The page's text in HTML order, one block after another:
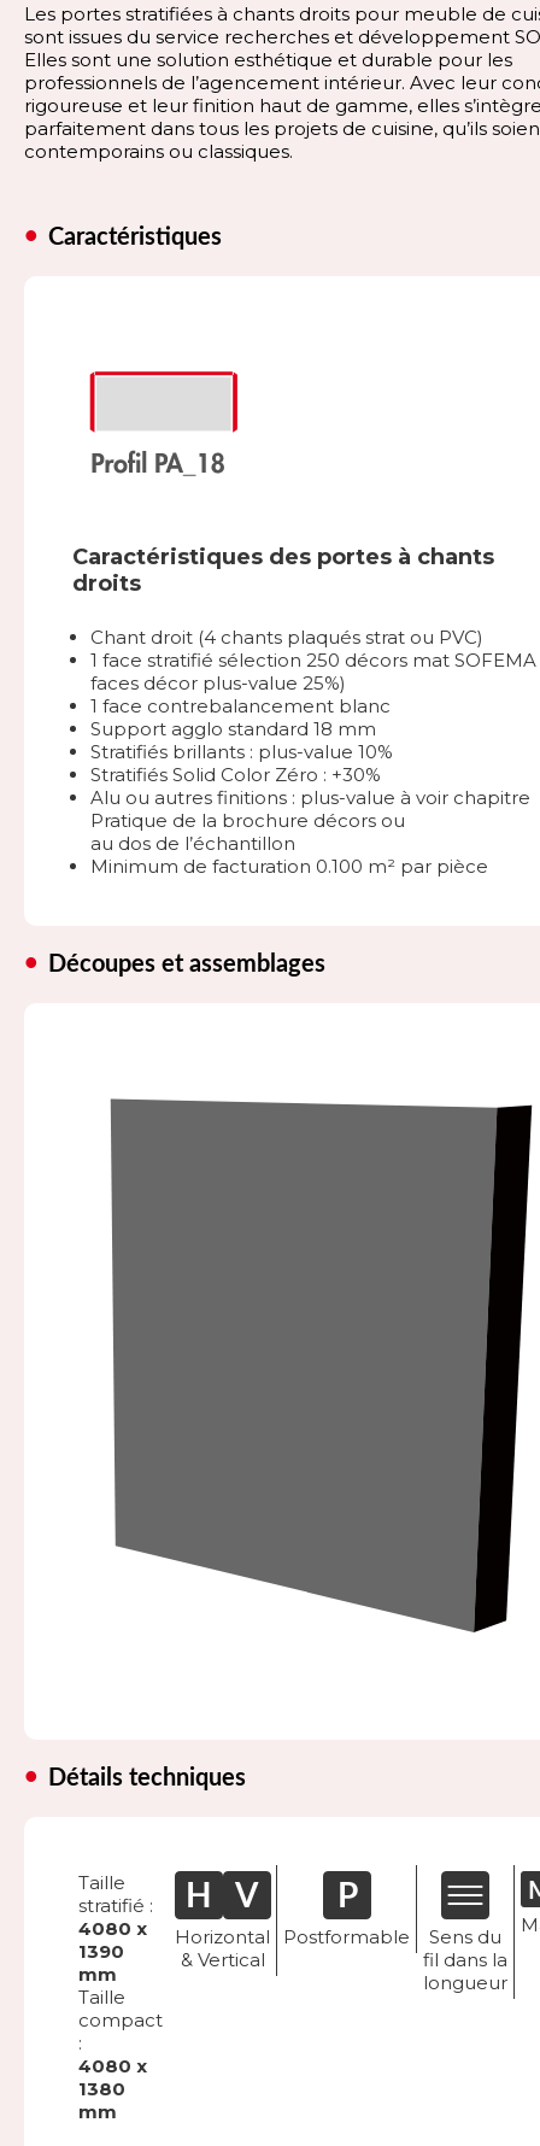
Les portes stratifiées à chants droits pour meuble de
sont issues du service recherches et développement
Elles sont une solution esthétique et durable pour les
professionnels de l’agencement intérieur. Avec leur
rigoureuse et leur finition haut de gamme, elles
parfaitement dans tous les projets de cuisine, qu’ils
contemporains ou classiques.
Caractéristiques
Caractéristiques des portes à chants
droits
Chant droit (4 chants plaqués strat ou PVC)
1 face stratifié sélection 250 décors mat SOFEMA
faces décor plus-value 25%)
1 face contrebalancement blanc
Support agglo standard 18 mm
Stratifiés brillants : plus-value 10%
Stratifiés Solid Color Zéro : +30%
Alu ou autres finitions : plus-value à voir chapitre
Pratique de la brochure décors ou
au dos de l’échantillon
Minimum de facturation 0.100 m² par pièce
Découpes et assemblages
Détails techniques
Taille
stratifié :
4080 x
1390
mm
Taille
compact
:
4080 x
1380
mm
Horizontal
& Vertical
Postformable
Sens du
fil dans la
longueur